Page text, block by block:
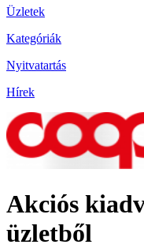
Üzletek
Kategóriák
Nyitvatartás
Hírek
Akciós
üzletből